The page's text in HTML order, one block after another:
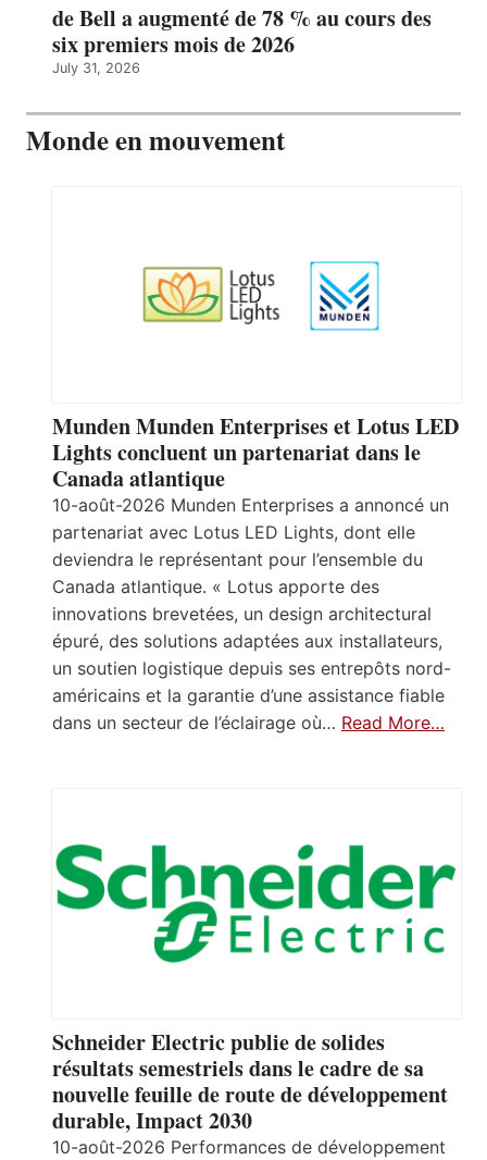
de Bell a augmenté de 78 % au cours des
six premiers mois de 2026
July 31, 2026
Monde en mouvement
Munden Munden Enterprises et Lotus LED
Lights concluent un partenariat dans le
Canada atlantique
10-août-2026 Munden Enterprises a annoncé un
partenariat avec Lotus LED Lights, dont elle
deviendra le représentant pour l’ensemble du
Canada atlantique. « Lotus apporte des
innovations brevetées, un design architectural
épuré, des solutions adaptées aux installateurs,
un soutien logistique depuis ses entrepôts nord-
américains et la garantie d’une assistance fiable
dans un secteur de l’éclairage où… Read More…
Schneider Electric publie de solides
résultats semestriels dans le cadre de sa
nouvelle feuille de route de développement
durable, Impact 2030
10-août-2026 Performances de développement